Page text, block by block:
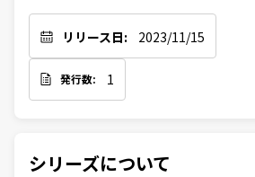
リリース日: 2023/11/15
発行数: 1
シリーズについて